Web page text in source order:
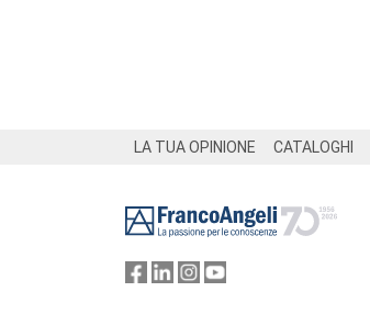
LA TUA OPINIONE CATALOGHI